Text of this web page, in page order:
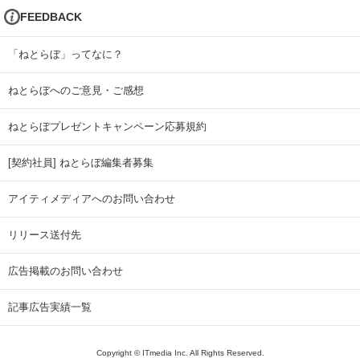
FEEDBACK
「ねとらぼ」ってなに？
ねとらぼへのご意見・ご感想
ねとらぼプレゼントキャンペーン応募規約
[契約社員] ねとらぼ編集者募集
アイティメディアへのお問い合わせ
リリース送付先
広告掲載のお問い合わせ
記事広告実績一覧
Copyright © ITmedia Inc. All Rights Reserved.